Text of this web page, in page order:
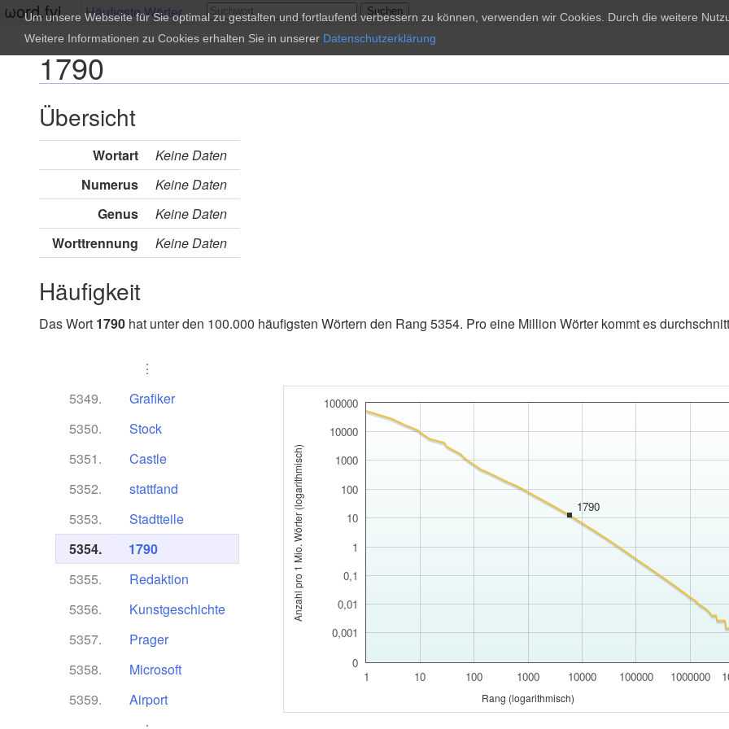
ωord.fyi Häufigste Wörter
1790
Übersicht
Wortart
Keine Daten
Numerus
Keine Daten
Genus
Keine Daten
Worttrennung
Keine Daten
Häufigkeit
Das Wort 1790 hat unter den 100.000 häufigsten Wörtern den Rang 5354. Pro eine Million Wörter kommt es
⋮
5349.
Grafiker
5350.
Stock
5351.
Castle
5352.
stattfand
5353.
Stadtteile
5354.
1790
5355.
Redaktion
5356.
Kunstgeschichte
5357.
Prager
5358.
Microsoft
5359.
Airport
1 10 100 1000 10000 100000 1000000
0
1
10
100
1000
10000
100000
0,001
0,01
0,1
1790
Rang (logarithmisch)
Anzahl pro 1 Mio. Wörter (logarithmisch)
Um unsere Webseite für Sie optimal zu gestalten und fortlaufend verbessern zu können, verwenden wir Cookies. Durch die weitere
Weitere Informationen zu Cookies erhalten Sie in unserer Datenschutzerklärung